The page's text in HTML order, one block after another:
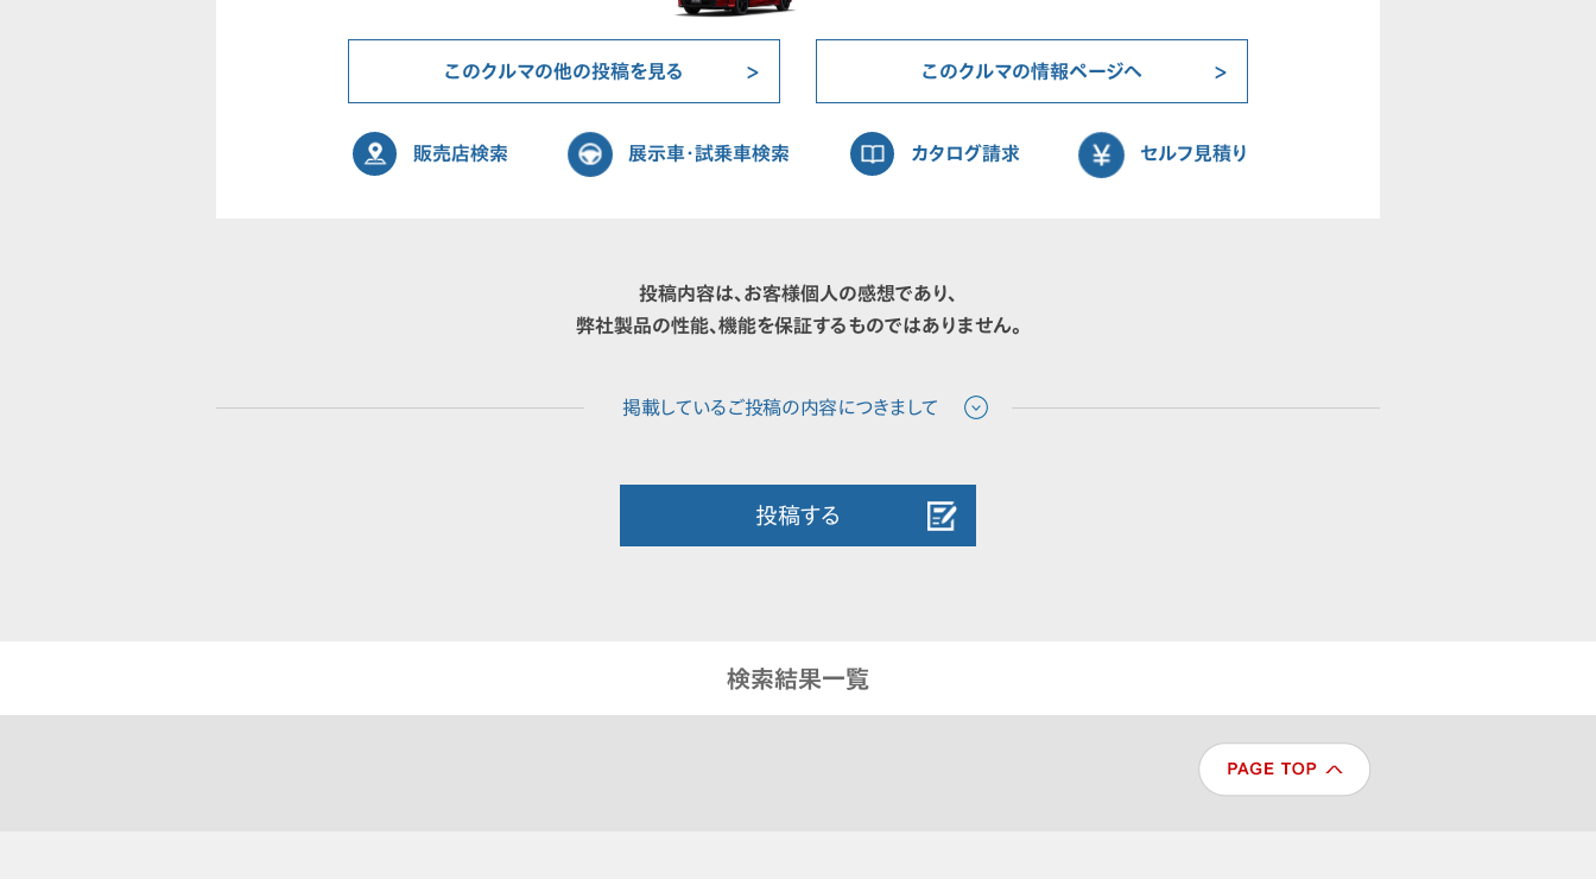
このクルマの他の投稿を見る このクルマの情報ページへ
販売店検索 展示車・試乗車検索 カタログ請求 セルフ見積り
投稿内容は、お客様個人の感想であり、
弊社製品の性能、機能を保証するものではありません。
投稿する
検索結果一覧